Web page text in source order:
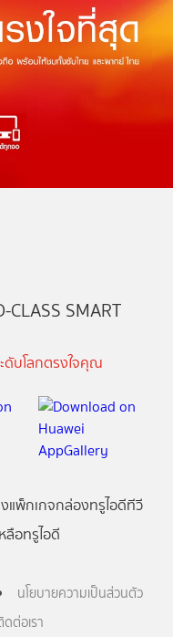
CLASS SMART
ดับโลกตรงใจคุณ
แพ็กเกจกล่องทรูไอดีทีวี
ลือทรูไอดี
นโยบายความเป็นส่วนตัว
ต่อเรา